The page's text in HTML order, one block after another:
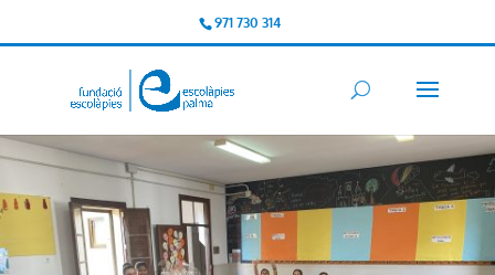
971 730 314